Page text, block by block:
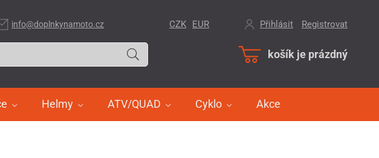
košík je prázdný
Helmy ATV/QUAD Cyklo Akce
CZK EUR Přihlásit Registrovat
info@doplnkynamoto.cz